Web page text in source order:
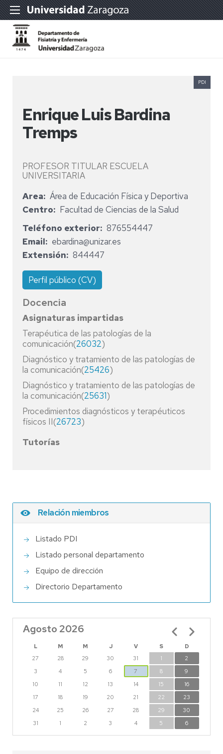
Enrique Luis Bardina
Tremps
PROFESOR TITULAR ESCUELA
UNIVERSITARIA
PDI
Area
Área de Educación Física y Deportiva
Centro
Facultad de Ciencias de la Salud
Teléfono exterior
876554447
Email
ebardina@unizar.es
Extensión
844447
Perfil público (CV)
Docencia
Asignaturas impartidas
Terapéutica de las patologías de la
comunicación(26032)
Diagnóstico y tratamiento de las patologías de
la comunicación(25426)
Diagnóstico y tratamiento de las patologías de
la comunicación(25631)
Procedimientos diagnósticos y terapéuticos
físicos II(26723)
Tutorías
Relación miembros
Listado PDI
Listado personal departamento
Equipo de dirección
Directorio Departamento
Agosto 2026
L M M J V S
D
27
28 29 30 31 1
2
3
4 5 6 7 8
9
10
11 12 13 14 15
16
17
18 19 20 21 22
23
24
25 26 27 28 29
30
31
1 2 3 4 5 6
Paginación